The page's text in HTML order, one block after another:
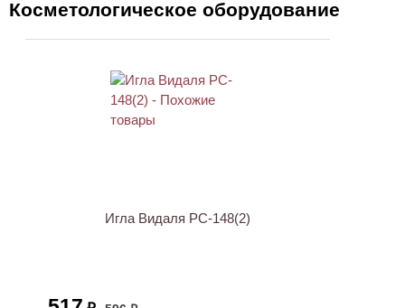
Косметологическое оборудование
Игла Видаля PC-148(2)